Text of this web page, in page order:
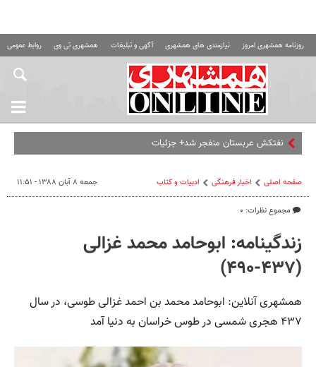
روزنامه همشهری امروز نیازمندی های همشهری آگهی و تبلیغات همشهری تی وی روابط عمومی
نفتکش عربستان منفجر شد+ جزئیات
صفحه اصلی اخبار فرهنگی ادبیات و کتاب
مجموع نظرات: ۰
جمعه ۸ آبان ۱۳۸۸ - ۱۱:۵۱
زندگینامه: ابوحامد محمد غزالی
(۴۳۷-۴۹۰)
همشهری آنلاین: ابوحامد محمد بن احمد غزالی طوسی، در سال
۴۳۷ هجری شمسی در طوس خراسان به دنیا آمد